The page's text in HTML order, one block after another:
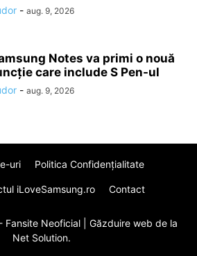
- aug. 9, 2026
Notes va primi o nouă
care include S Pen-ul
- aug. 9, 2026
uri Politica Confidenţialitate
iLoveSamsung.ro Contact
Neoficial | Găzduire web de la
Net Solution.